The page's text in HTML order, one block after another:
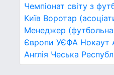
Чемпіонат світу з
Київ Воротар
Менеджер (футбольна
Європи УЄФА Нокаут
Англія Чеська